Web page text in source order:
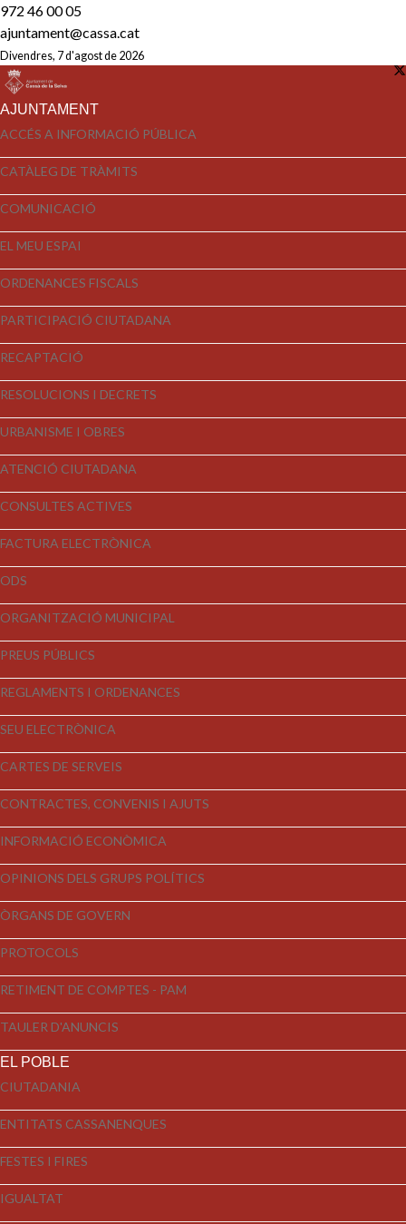
972 46 00 05
ajuntament@cassa.cat
Divendres, 7 d'agost de 2026
AJUNTAMENT
ACCÉS A INFORMACIÓ PÚBLICA
CATÀLEG DE TRÀMITS
COMUNICACIÓ
EL MEU ESPAI
ORDENANCES FISCALS
PARTICIPACIÓ CIUTADANA
RECAPTACIÓ
RESOLUCIONS I DECRETS
URBANISME I OBRES
ATENCIÓ CIUTADANA
CONSULTES ACTIVES
FACTURA ELECTRÒNICA
ODS
ORGANITZACIÓ MUNICIPAL
PREUS PÚBLICS
REGLAMENTS I ORDENANCES
SEU ELECTRÒNICA
CARTES DE SERVEIS
CONTRACTES, CONVENIS I AJUTS
INFORMACIÓ ECONÒMICA
OPINIONS DELS GRUPS POLÍTICS
ÒRGANS DE GOVERN
PROTOCOLS
RETIMENT DE COMPTES - PAM
TAULER D'ANUNCIS
EL POBLE
CIUTADANIA
ENTITATS CASSANENQUES
FESTES I FIRES
IGUALTAT